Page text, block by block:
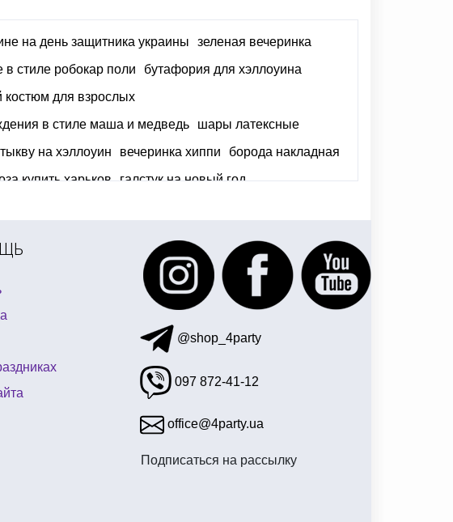
на день защитника украины
зеленая вечеринка
в стиле робокар поли
бутафория для хэллоуина
костюм для взрослых
в стиле маша и медведь
шары латексные
на хэллоуин вечеринка хиппи
борода накладная
купить харьков галстук на новый год
@shop_4party
097 872-41-12
office@4party.ua
Подписаться на рассылку